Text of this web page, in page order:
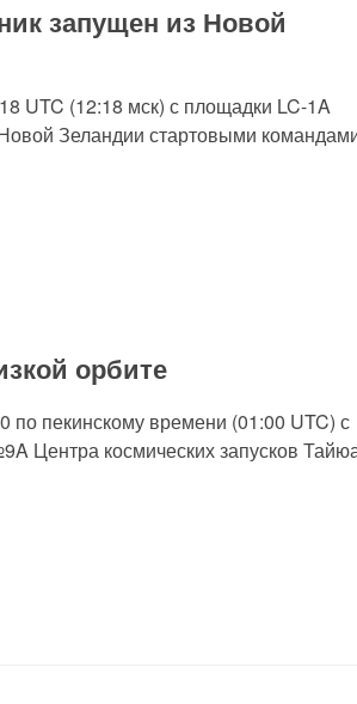
запущен из Новой
UTC (12:18 мск) с площадки LC-1A
Зеландии стартовыми
орбите
по пекинскому времени (01:00 UTC) с
Центра космических запусков